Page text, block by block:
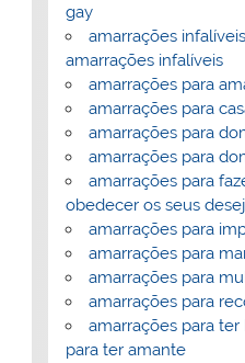
gay
amarrações
amarrações infalíveis
amarrações para
amarrações para
amarrações para
amarrações para
amarrações para
obedecer os seus
amarrações para
amarrações para
amarrações para
amarrações para
amarrações para
para ter amante